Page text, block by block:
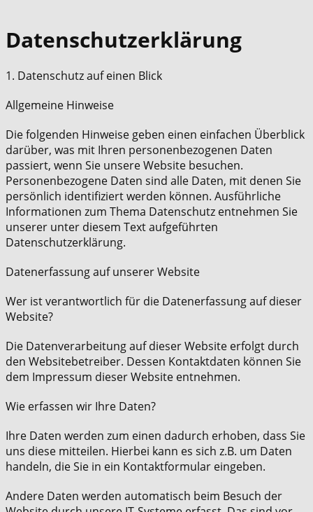
Datenschutzerklärung
1. Datenschutz auf einen Blick
Allgemeine Hinweise
Die folgenden Hinweise geben einen einfachen Überblick
darüber, was mit Ihren personenbezogenen Daten
passiert, wenn Sie unsere Website besuchen.
Personenbezogene Daten sind alle Daten, mit denen Sie
persönlich identifiziert werden können. Ausführliche
Informationen zum Thema Datenschutz entnehmen Sie
unserer unter diesem Text aufgeführten
Datenschutzerklärung.
Datenerfassung auf unserer Website
Wer ist verantwortlich für die Datenerfassung auf dieser
Website?
Die Datenverarbeitung auf dieser Website erfolgt durch
den Websitebetreiber. Dessen Kontaktdaten können Sie
dem Impressum dieser Website entnehmen.
Wie erfassen wir Ihre Daten?
Ihre Daten werden zum einen dadurch erhoben, dass Sie
uns diese mitteilen. Hierbei kann es sich z.B. um Daten
handeln, die Sie in ein Kontaktformular eingeben.
Andere Daten werden automatisch beim Besuch der